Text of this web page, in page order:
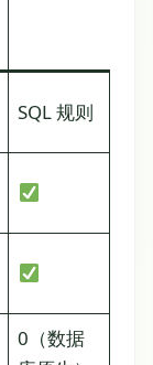
SQL 规则
0（数据